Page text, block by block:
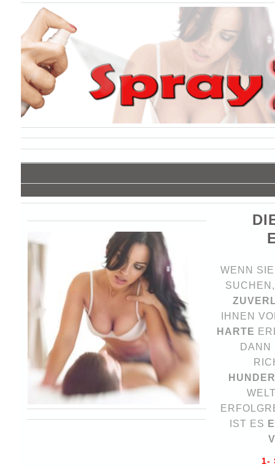
WENN
IHNEN
HARTE
IST ES
1-